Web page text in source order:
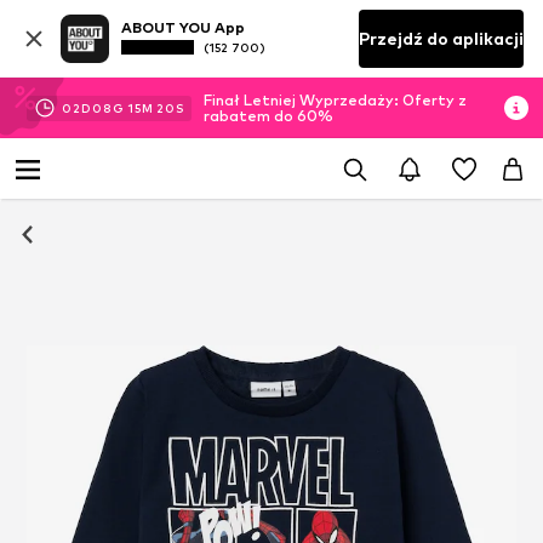
ABOUT YOU App
(152 700) Przejdź do aplikacji
02D 08 G 15M 20 S
Finał Letniej Wyprzedaży: Oferty z
rabatem do 60%